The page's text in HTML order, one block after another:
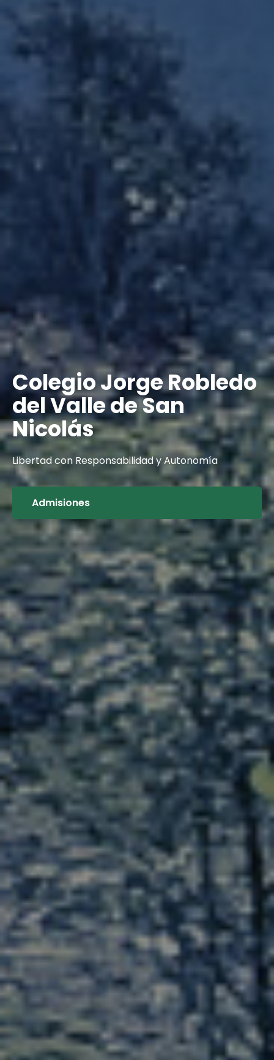
Colegio Jorge Robledo
del Valle de San
Nicolás
Libertad con Responsabilidad y Autonomía
Admisiones
Colegio Jorge Robledo
del Valle de San
Nicolás
Libertad con Responsabilidad y Autonomía
Admisiones